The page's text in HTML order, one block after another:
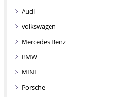
Audi
volkswagen
Mercedes Benz
BMW
MINI
Porsche